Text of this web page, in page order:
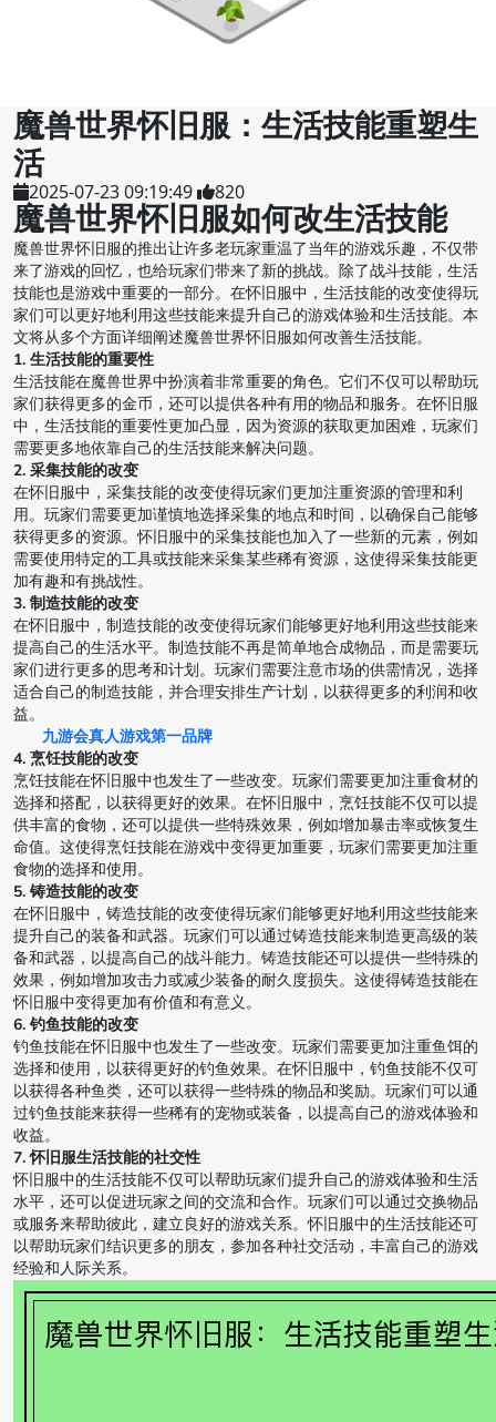
魔兽世界怀旧服：生活技能重塑生
活
2025-07-23 09:19:49 820
魔兽世界怀旧服如何改生活技能
魔兽世界怀旧服的推出让许多老玩家重温了当年的游戏乐趣，不仅带
来了游戏的回忆，也给玩家们带来了新的挑战。除了战斗技能，生活
技能也是游戏中重要的一部分。在怀旧服中，生活技能的改变使得玩
家们可以更好地利用这些技能来提升自己的游戏体验和生活技能。本
文将从多个方面详细阐述魔兽世界怀旧服如何改善生活技能。
1. 生活技能的重要性
生活技能在魔兽世界中扮演着非常重要的角色。它们不仅可以帮助玩
家们获得更多的金币，还可以提供各种有用的物品和服务。在怀旧服
中，生活技能的重要性更加凸显，因为资源的获取更加困难，玩家们
需要更多地依靠自己的生活技能来解决问题。
2. 采集技能的改变
在怀旧服中，采集技能的改变使得玩家们更加注重资源的管理和利
用。玩家们需要更加谨慎地选择采集的地点和时间，以确保自己能够
获得更多的资源。怀旧服中的采集技能也加入了一些新的元素，例如
需要使用特定的工具或技能来采集某些稀有资源，这使得采集技能更
加有趣和有挑战性。
3. 制造技能的改变
在怀旧服中，制造技能的改变使得玩家们能够更好地利用这些技能来
提高自己的生活水平。制造技能不再是简单地合成物品，而是需要玩
家们进行更多的思考和计划。玩家们需要注意市场的供需情况，选择
适合自己的制造技能，并合理安排生产计划，以获得更多的利润和收
益。
九游会真人游戏第一品牌
4. 烹饪技能的改变
烹饪技能在怀旧服中也发生了一些改变。玩家们需要更加注重食材的
选择和搭配，以获得更好的效果。在怀旧服中，烹饪技能不仅可以提
供丰富的食物，还可以提供一些特殊效果，例如增加暴击率或恢复生
命值。这使得烹饪技能在游戏中变得更加重要，玩家们需要更加注重
食物的选择和使用。
5. 铸造技能的改变
在怀旧服中，铸造技能的改变使得玩家们能够更好地利用这些技能来
提升自己的装备和武器。玩家们可以通过铸造技能来制造更高级的装
备和武器，以提高自己的战斗能力。铸造技能还可以提供一些特殊的
效果，例如增加攻击力或减少装备的耐久度损失。这使得铸造技能在
怀旧服中变得更加有价值和有意义。
6. 钓鱼技能的改变
钓鱼技能在怀旧服中也发生了一些改变。玩家们需要更加注重鱼饵的
选择和使用，以获得更好的钓鱼效果。在怀旧服中，钓鱼技能不仅可
以获得各种鱼类，还可以获得一些特殊的物品和奖励。玩家们可以通
过钓鱼技能来获得一些稀有的宠物或装备，以提高自己的游戏体验和
收益。
7. 怀旧服生活技能的社交性
怀旧服中的生活技能不仅可以帮助玩家们提升自己的游戏体验和生活
水平，还可以促进玩家之间的交流和合作。玩家们可以通过交换物品
或服务来帮助彼此，建立良好的游戏关系。怀旧服中的生活技能还可
以帮助玩家们结识更多的朋友，参加各种社交活动，丰富自己的游戏
经验和人际关系。